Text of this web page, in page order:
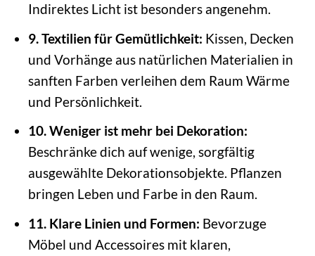
Indirektes Licht ist besonders angenehm.
9. Textilien für Gemütlichkeit: Kissen, Decken
und Vorhänge aus natürlichen Materialien in
sanften Farben verleihen dem Raum Wärme
und Persönlichkeit.
10. Weniger ist mehr bei Dekoration:
Beschränke dich auf wenige, sorgfältig
ausgewählte Dekorationsobjekte. Pflanzen
bringen Leben und Farbe in den Raum.
11. Klare Linien und Formen: Bevorzuge
Möbel und Accessoires mit klaren,